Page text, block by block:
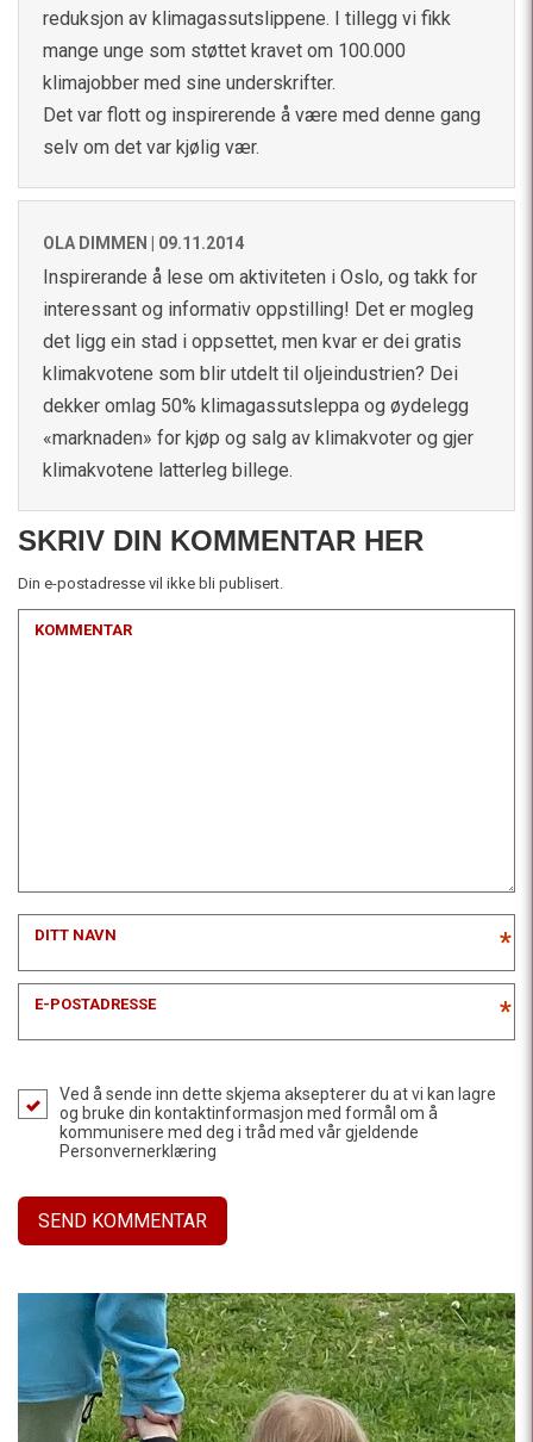
reduksjon av klimagassutslippene. I tillegg vi fikk
mange unge som støttet kravet om 100.000
klimajobber med sine underskrifter.
Det var flott og inspirerende å være med denne gang
selv om det var kjølig vær.
OLA DIMMEN | 09.11.2014
Inspirerande å lese om aktiviteten i Oslo, og takk for
interessant og informativ oppstilling! Det er mogleg
det ligg ein stad i oppsettet, men kvar er dei gratis
klimakvotene som blir utdelt til oljeindustrien? Dei
dekker omlag 50% klimagassutsleppa og øydelegg
«marknaden» for kjøp og salg av klimakvoter og gjer
klimakvotene latterleg billege.
SKRIV DIN KOMMENTAR HER
Din e-postadresse vil ikke bli publisert.
KOMMENTAR
DITT NAVN *
E-POSTADRESSE *
Ved å sende inn dette skjema aksepterer du at vi kan lagre
og bruke din kontaktinformasjon med formål om å
kommunisere med deg i tråd med vår gjeldende
Personvernerklæring